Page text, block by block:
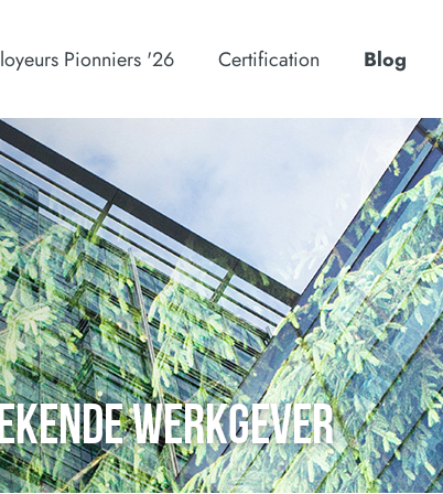
Pionniers '26 Certification Blog
WERKGEVER